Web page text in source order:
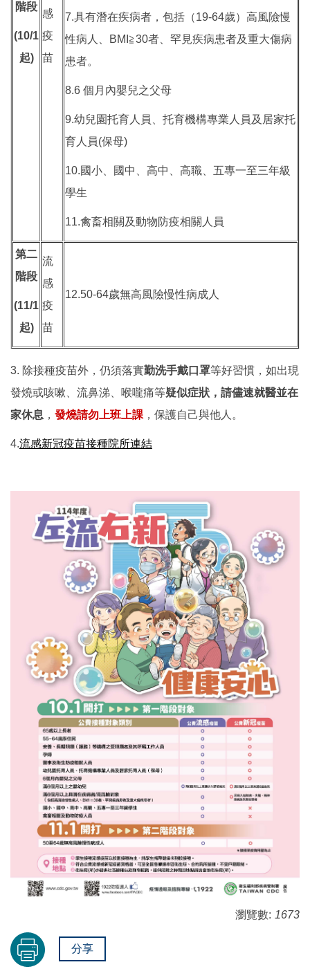
階段
(10/1
起)
感
疫
苗
7.具有潛在疾病者，包括（19-64歲）高風險慢
性病人、BMI≧30者、罕見疾病患者及重大傷病
患者。
8.6 個月內嬰兒之父母
9.幼兒園托育人員、托育機構專業人員及居家托
育人員(保母)
10.國小、國中、高中、高職、五專一至三年級
學生
11.禽畜相關及動物防疫相關人員
第二
階段
(11/1
起)
流
感
疫
苗
12.50-64歲無高風險慢性病成人
3. 除接種疫苗外，仍須落實勤洗手戴口罩等好習慣，如出現
發燒或咳嗽、流鼻涕、喉嚨痛等疑似症狀，請儘速就醫並在
家休息 ， 發燒請勿上班上課 ，保護自己與他人。
4.流感新冠疫苗接種院所連結
瀏覽數: 1673
分享